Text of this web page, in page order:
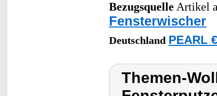
Bezugsquelle Artikel
Fensterwischer
Deutschland PEARL
Themen-